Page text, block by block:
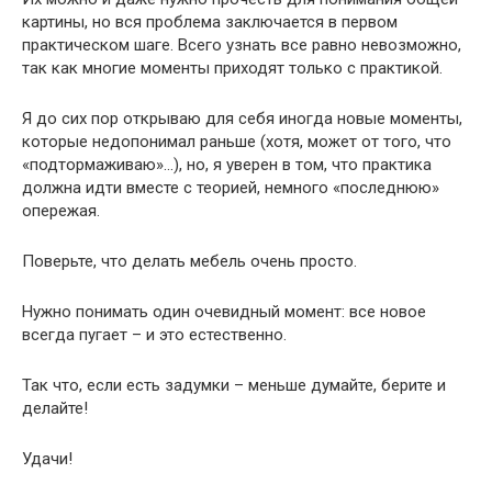
картины, но вся проблема заключается в первом
практическом шаге. Всего узнать все равно невозможно,
так как многие моменты приходят только с практикой.
Я до сих пор открываю для себя иногда новые моменты,
которые недопонимал раньше (хотя, может от того, что
«подтормаживаю»…), но, я уверен в том, что практика
должна идти вместе с теорией, немного «последнюю»
опережая.
Поверьте, что делать мебель очень просто.
Нужно понимать один очевидный момент: все новое
всегда пугает – и это естественно.
Так что, если есть задумки – меньше думайте, берите и
делайте!
Удачи!